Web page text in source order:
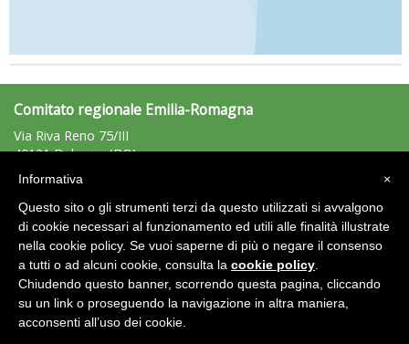
Comitato regionale Emilia-Romagna
Via Riva Reno 75/III
40121 Bologna (BO)
Tel: 051/225881 - Fax: 051/225203
C.F.: 92011680375
Area Riservata 2.0
×
Informativa
Questo sito o gli strumenti terzi da questo utilizzati si avvalgono
di cookie necessari al funzionamento ed utili alle finalità illustrate
nella cookie policy. Se vuoi saperne di più o negare il consenso
a tutti o ad alcuni cookie, consulta la cookie policy
Chiudendo questo banner, scorrendo questa pagina, cliccando
su un link o proseguendo la navigazione in altra maniera,
acconsenti all’uso dei cookie.